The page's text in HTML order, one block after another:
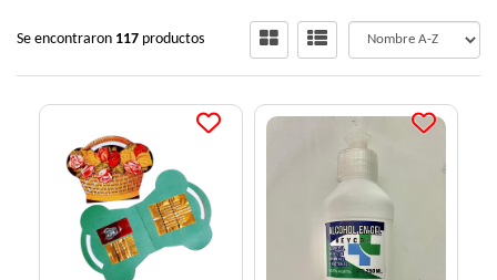
Se encontraron 117 productos